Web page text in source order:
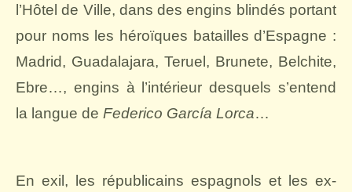
l’Hôtel de Ville, dans des engins blindés portant
pour noms les héroïques batailles d’Espagne :
Madrid, Guadalajara, Teruel, Brunete, Belchite,
Ebre…, engins à l’intérieur desquels s’entend
la langue de Federico García Lorca…
En exil, les républicains espagnols et les ex-